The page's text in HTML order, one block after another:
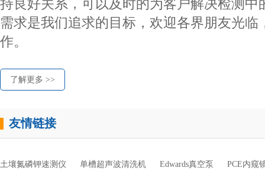
持良好关系，可以及时的为客户解决检测中
需求是我们追求的目标，欢迎各界朋友光临
作。
了解更多 >>
友情链接
土壤氮磷钾速测仪 单槽超声波清洗机 Edwards真空泵 PCE内窥